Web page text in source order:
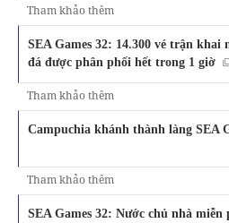
Tham khảo thêm
SEA Games 32: 14.300 vé trận khai
đá được phân phối hết trong 1 giờ
Tham khảo thêm
Campuchia khánh thành làng SEA
Tham khảo thêm
SEA Games 32: Nước chủ nhà miễn